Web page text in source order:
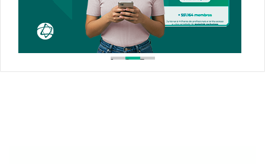
1 2 3